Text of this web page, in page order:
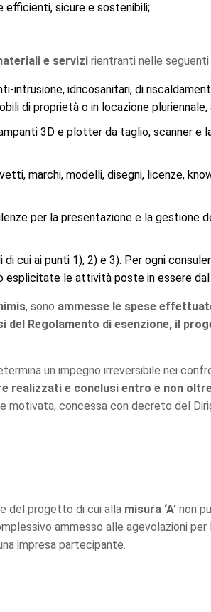
efficienti, sicure e sostenibili;
e servizi rientranti nelle
idricosanitari, di
di proprietà o in locazione
3D e plotter da taglio, scanner e
marchi, modelli, disegni, licenze,
per la presentazione e la gestione
cui ai punti 1), 2) e 3). Per ogni
esplicitate le attività poste in essere
, sono ammesse le spese
del Regolamento di esenzione, il
un impegno irreversibile nei
realizzati e conclusi entro e non
motivata, concessa con decreto del
del progetto di cui alla misura ‘A’ non
ammesso alle agevolazioni
impresa partecipante.